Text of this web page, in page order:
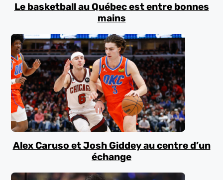
Le basketball au Québec est entre bonnes
mains
Alex Caruso et Josh Giddey au centre d’un
échange